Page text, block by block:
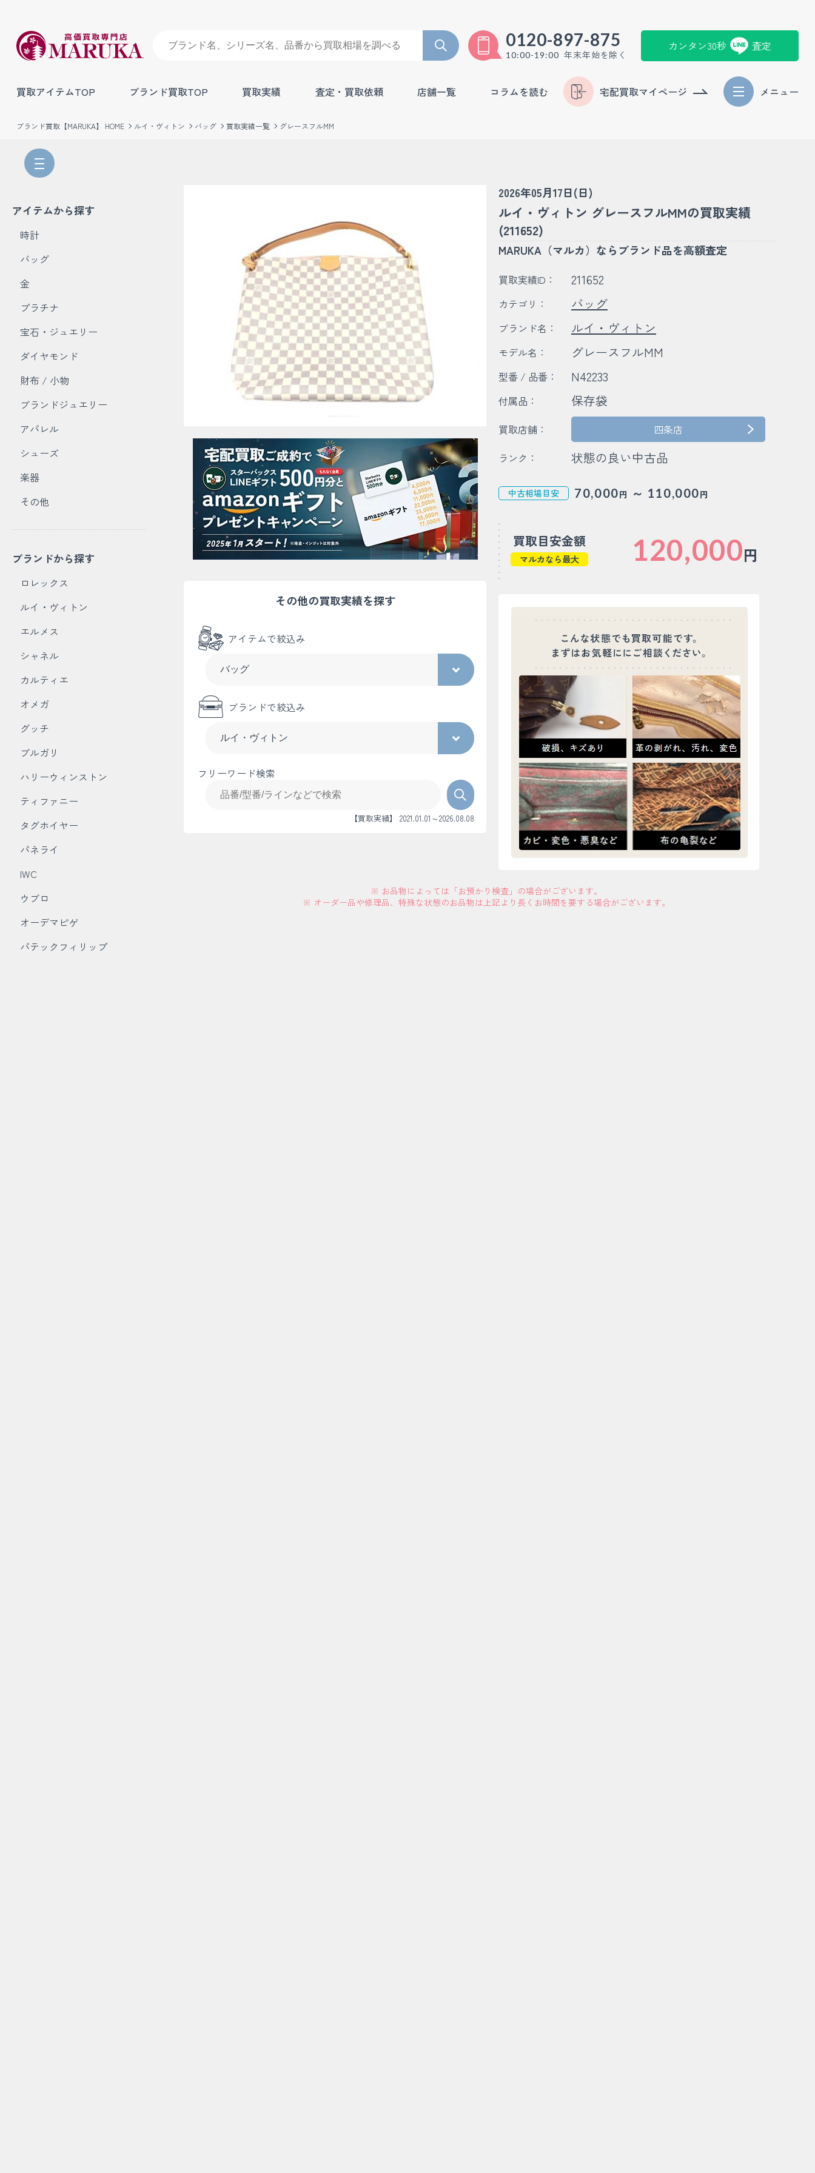
0120-897-875
10:00-19:00 年末年始を除く
カンタン30秒 査定
買取アイテムTOP ブランド買取TOP 買取実績 査定・買取依頼 店舗一覧 コラムを読む 宅配買取マイページ メニュー
ブランド買取【MARUKA】 HOME ルイ・ヴィトン バッグ 買取実績一覧 グレースフルMM
アイテムから探す
時計
バッグ
金
プラチナ
宝石・ジュエリー
ダイヤモンド
財布 / 小物
ブランドジュエリー
アパレル
シューズ
楽器
その他
ブランドから探す
ロレックス
ルイ・ヴィトン
エルメス
シャネル
カルティエ
オメガ
グッチ
ブルガリ
ハリーウィンストン
ティファニー
タグホイヤー
パネライ
IWC
ウブロ
オーデマピゲ
パテックフィリップ
その他の買取実績を探す
アイテムで絞込み
ブランドで絞込み
フリーワード検索
【買取実績】 2021.01.01～2026.08.08
2026年05月17日(日)
ルイ・ヴィトン グレースフルMMの買取実績
(211652)
MARUKA（マルカ）ならブランド品を高額査定
買取実績ID： 211652
カテゴリ： バッグ
ブランド名： ルイ・ヴィトン
モデル名： グレースフルMM
型番 / 品番： N42233
付属品： 保存袋
買取店舗：
四条店
ランク：
状態の良い中古品
中古相場目安 70,000円 ～ 110,000円
買取目安金額
マルカなら最大 120,000円
※ お品物によっては「お預かり検査」の場合がございます。
※ オーダー品や修理品、特殊な状態のお品物は上記より長くお時間を要する場合がございます。